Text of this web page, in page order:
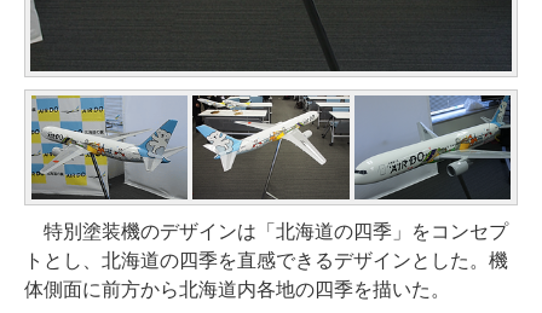
特別塗装機のデザインは「北海道の四季」をコンセプ
トとし、北海道の四季を直感できるデザインとした。機
体側面に前方から北海道内各地の四季を描いた。